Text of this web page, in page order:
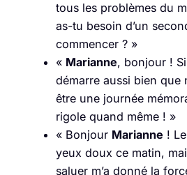
tous les problèmes du
as-tu besoin d’un
commencer ? »
« Marianne, bonjour !
démarre aussi bien que
être une journée
rigole quand même ! »
« Bonjour Marianne !
yeux doux ce matin,
saluer m’a donné la